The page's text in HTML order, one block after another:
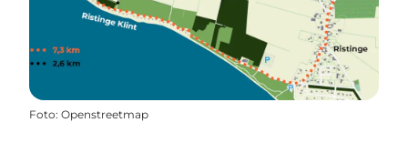
Foto: Openstreetmap